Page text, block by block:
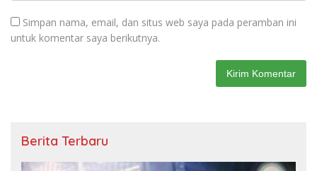
Simpan nama, email, dan situs web saya pada peramban ini
untuk komentar saya berikutnya.
Berita Terbaru